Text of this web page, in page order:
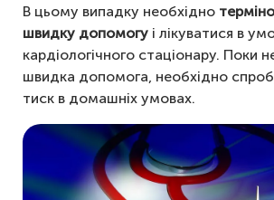
В цьому випадку необхідно
швидку допомогу і лікуватися в
кардіологічного стаціонару. Поки
швидка допомога, необхідно
тиск в домашніх умовах.